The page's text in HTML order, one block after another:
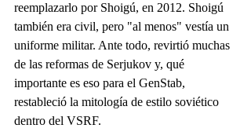
reemplazarlo por Shoigú, en 2012. Shoigú
también era civil, pero "al menos" vestía un
uniforme militar. Ante todo, revirtió muchas
de las reformas de Serjukov y, qué
importante es eso para el GenStab,
restableció la mitología de estilo soviético
dentro del VSRF.